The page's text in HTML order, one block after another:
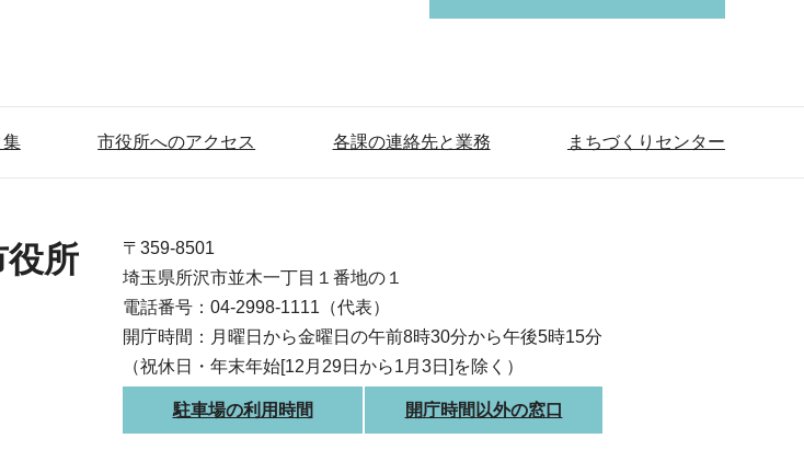
集 市役所へのアクセス 各課の連絡先と業務 まちづくりセンター
役所
〒359-8501
埼玉県所沢市並木一丁目１番地の１
電話番号：04-2998-1111（代表）
開庁時間：月曜日から金曜日の午前8時30分から午後5時15分
（祝休日・年末年始[12月29日から1月3日]を除く）
駐車場の利用時間 開庁時間以外の窓口